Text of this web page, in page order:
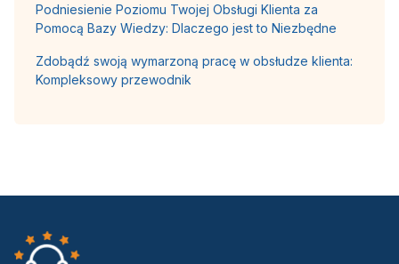
Podniesienie Poziomu Twojej Obsługi Klienta za
Pomocą Bazy Wiedzy: Dlaczego jest to Niezbędne
Zdobądź swoją wymarzoną pracę w obsłudze klienta:
Kompleksowy przewodnik